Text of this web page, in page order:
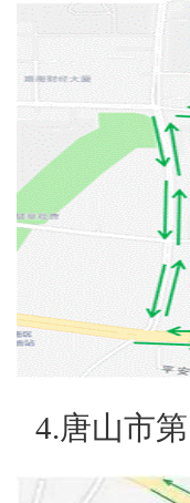
4.唐山市